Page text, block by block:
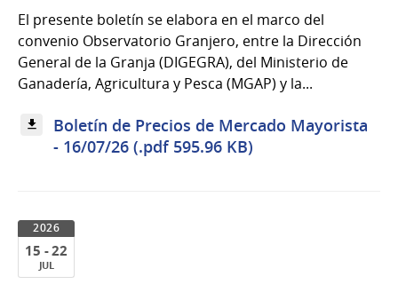
El presente boletín se elabora en el marco del
convenio Observatorio Granjero, entre la Dirección
General de la Granja (DIGEGRA), del Ministerio de
Ganadería, Agricultura y Pesca (MGAP) y la...
Boletín de Precios de Mercado Mayorista
- 16/07/26 (.pdf 595.96 KB)
2026
15 - 22
JUL